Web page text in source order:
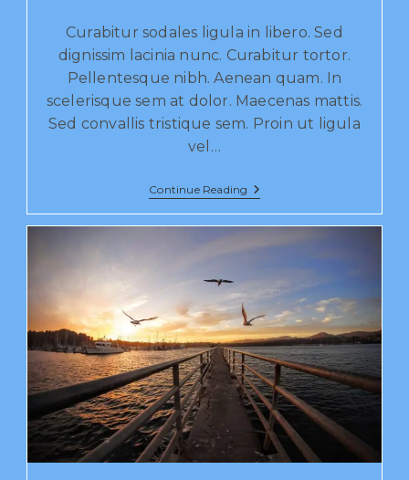
Curabitur sodales ligula in libero. Sed
dignissim lacinia nunc. Curabitur tortor.
Pellentesque nibh. Aenean quam. In
scelerisque sem at dolor. Maecenas mattis.
Sed convallis tristique sem. Proin ut ligula
vel…
Continue Reading